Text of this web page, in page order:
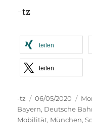
-tz
teilen
teilen
Autor
-tz
Veröffentlicht
am
06/05/2020
Bayern, Deutsche
Mobilität, München,